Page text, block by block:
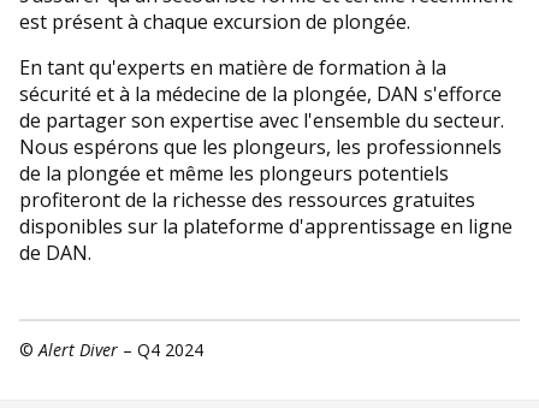
est présent à chaque excursion de plongée.
En tant qu'experts en matière de formation à la
sécurité et à la médecine de la plongée, DAN s'efforce
de partager son expertise avec l'ensemble du secteur.
Nous espérons que les plongeurs, les professionnels
de la plongée et même les plongeurs potentiels
profiteront de la richesse des ressources gratuites
disponibles sur la plateforme d'apprentissage en ligne
de DAN.
©Alert Diver – Q4 2024